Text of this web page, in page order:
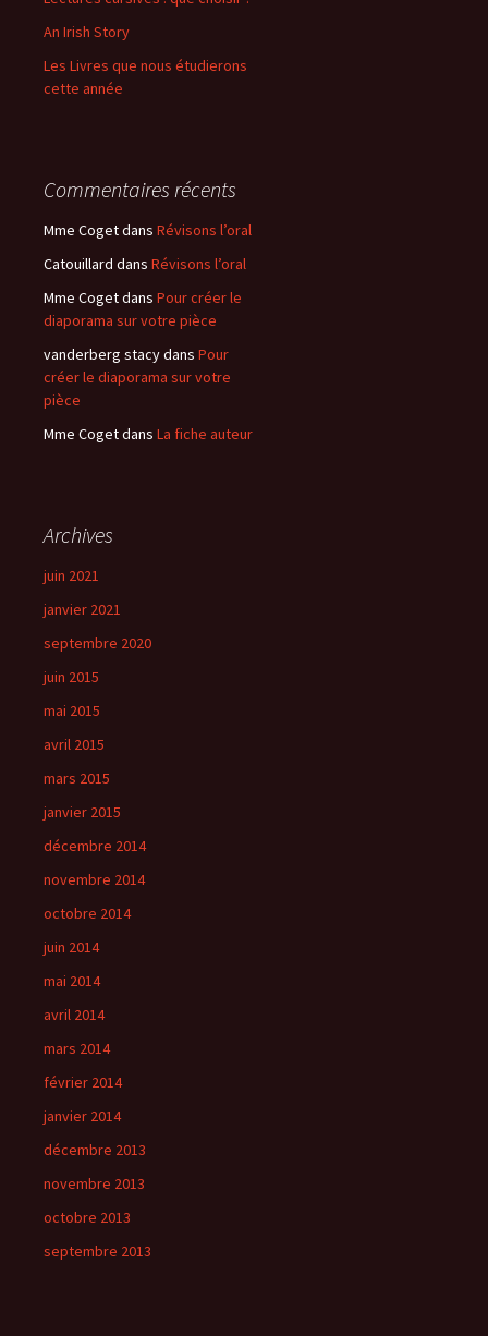
An Irish Story
Les Livres que nous étudierons
cette année
Commentaires récents
Mme Cogetdans Révisons l’oral
Catouillard dans Révisons l’oral
Mme Cogetdans Pour créer le
diaporama sur votre pièce
vanderberg stacydans Pour
créer le diaporama sur votre
pièce
Mme Cogetdans La fiche auteur
Archives
juin 2021
janvier 2021
septembre 2020
juin 2015
mai 2015
avril 2015
mars 2015
janvier 2015
décembre 2014
novembre 2014
octobre 2014
juin 2014
mai 2014
avril 2014
mars 2014
février 2014
janvier 2014
décembre 2013
novembre 2013
octobre 2013
septembre 2013